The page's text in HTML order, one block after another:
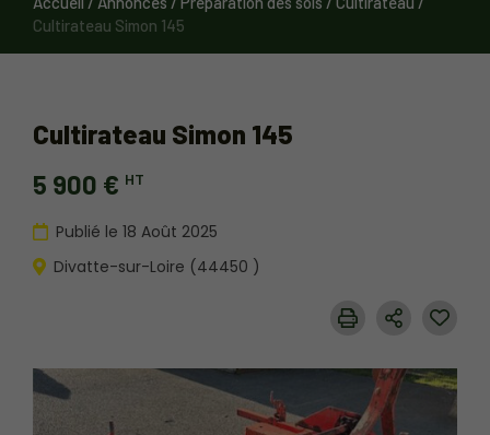
Cultirateau Simon 145
Cultirateau Simon 145
5 900 € HT
Publié le 18 Août 2025
Divatte-sur-Loire (44450 )